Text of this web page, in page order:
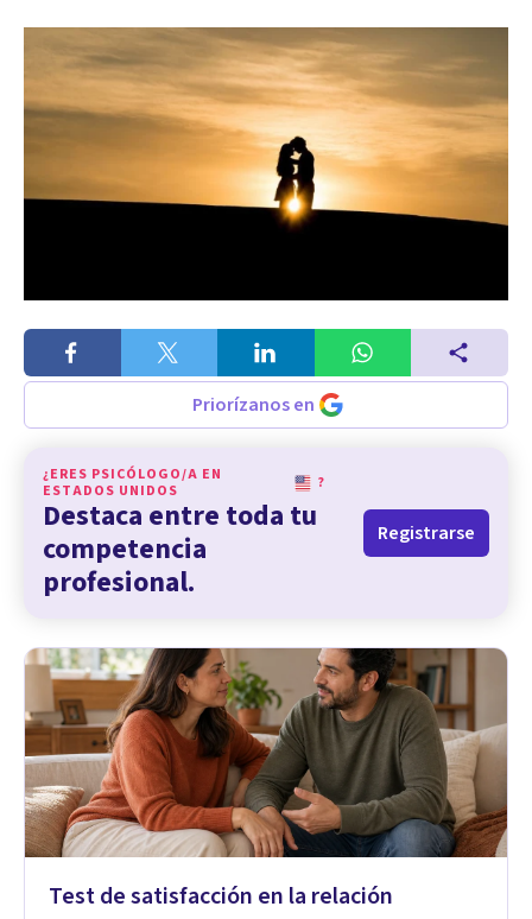
Priorízanos en
¿ERES PSICÓLOGO/A EN
ESTADOS UNIDOS
?
Destaca entre toda tu
competencia
profesional.
Registrarse
Test de satisfacción en la relación